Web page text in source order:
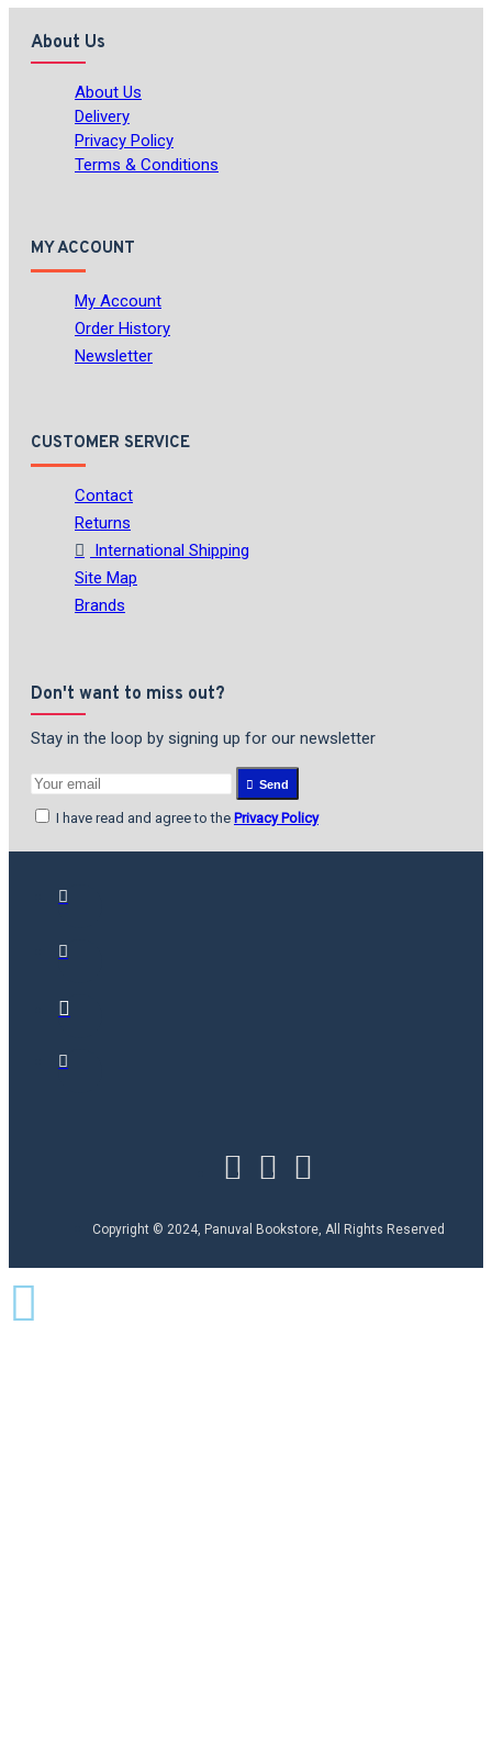
About Us
About Us
Delivery
Privacy Policy
Terms & Conditions
MY ACCOUNT
My Account
Order History
Newsletter
CUSTOMER SERVICE
Contact
Returns
International Shipping
Site Map
Brands
Don't want to miss out?
Stay in the loop by signing up for our newsletter
Send
I have read and agree to the Privacy Policy
Copyright © 2024, Panuval Bookstore, All Rights Reserved